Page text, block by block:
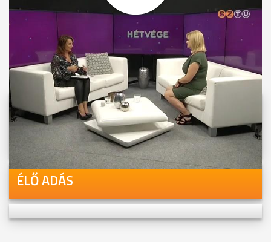
MEGOSZTÁS
Videóink megtekinthetőek
Youtube-csatornánkon is!
ÉLŐ ADÁS